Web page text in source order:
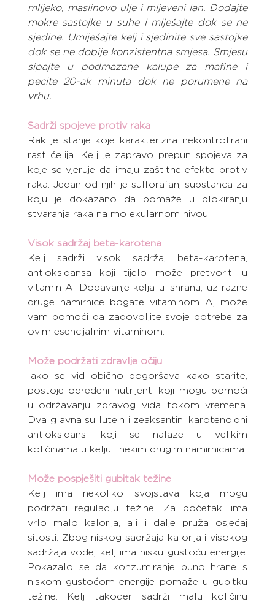
mlijeko, maslinovo ulje i mljeveni lan. Dodajte
mokre sastojke u suhe i miješajte dok se ne
sjedine. Umiješajte kelj i sjedinite sve sastojke
dok se ne dobije konzistentna smjesa. Smjesu
sipajte u podmazane kalupe za mafine i
pecite 20-ak minuta dok ne porumene na
vrhu.
Sadrži spojeve protiv raka
Rak je stanje koje karakterizira nekontrolirani
rast ćelija. Kelj je zapravo prepun spojeva za
koje se vjeruje da imaju zaštitne efekte protiv
raka. Jedan od njih je sulforafan, supstanca za
koju je dokazano da pomaže u blokiranju
stvaranja raka na molekularnom nivou.
Visok sadržaj beta-karotena
Kelj sadrži visok sadržaj beta-karotena,
antioksidansa koji tijelo može pretvoriti u
vitamin A. Dodavanje kelja u ishranu, uz razne
druge namirnice bogate vitaminom A, može
vam pomoći da zadovoljite svoje potrebe za
ovim esencijalnim vitaminom.
Može podržati zdravlje očiju
Iako se vid obično pogoršava kako starite,
postoje određeni nutrijenti koji mogu pomoći
u održavanju zdravog vida tokom vremena.
Dva glavna su lutein i zeaksantin, karotenoidni
antioksidansi koji se nalaze u velikim
količinama u kelju i nekim drugim namirnicama.
Može pospješiti gubitak težine
Kelj ima nekoliko svojstava koja mogu
podržati regulaciju težine. Za početak, ima
vrlo malo kalorija, ali i dalje pruža osjećaj
sitosti. Zbog niskog sadržaja kalorija i visokog
sadržaja vode, kelj ima nisku gustoću energije.
Pokazalo se da konzumiranje puno hrane s
niskom gustoćom energije pomaže u gubitku
težine. Kelj također sadrži malu količinu